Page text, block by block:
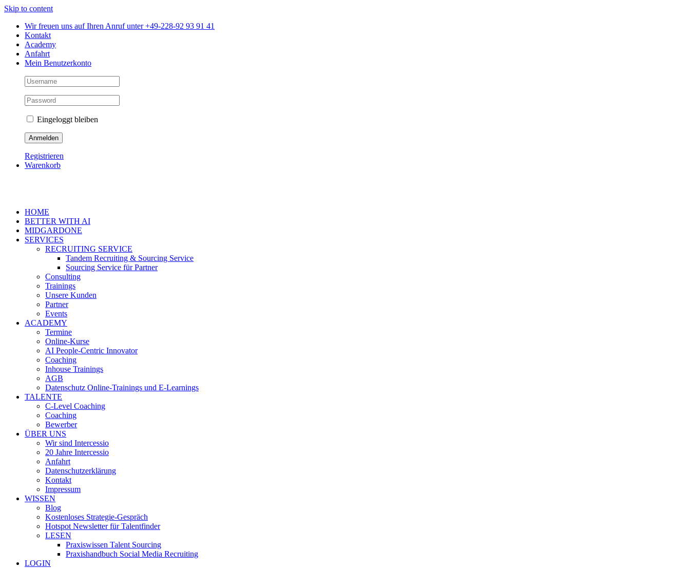
Skip to content
Wir freuen uns auf Ihren Anruf unter +49-228-92 93 91 41
Kontakt
Academy
Anfahrt
Mein Benutzerkonto
Eingeloggt bleiben
Registrieren
Warenkorb
HOME
BETTER WITH AI
MIDGARDONE
SERVICES
RECRUITING SERVICE
Tandem Recruiting & Sourcing Service
Sourcing Service für Partner
Consulting
Trainings
Unsere Kunden
Partner
Events
ACADEMY
Termine
Online-Kurse
AI People-Centric Innovator
Coaching
Inhouse Trainings
AGB
Datenschutz Online-Trainings und E-Learnings
TALENTE
C-Level Coaching
Coaching
Bewerber
ÜBER UNS
Wir sind Intercessio
20 Jahre Intercessio
Anfahrt
Datenschutzerklärung
Kontakt
Impressum
WISSEN
Blog
Kostenloses Strategie-Gespräch
Hotspot Newsletter für Talentfinder
LESEN
Praxiswissen Talent Sourcing
Praxishandbuch Social Media Recruiting
LOGIN